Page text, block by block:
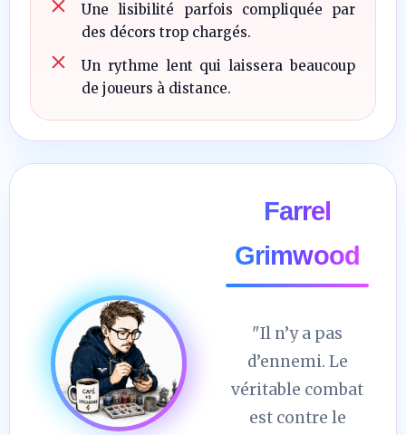
Une lisibilité parfois compliquée par
des décors trop chargés.
Un rythme lent qui laissera beaucoup
de joueurs à distance.
Farrel
Grimwood
"Il n’y a pas
d’ennemi. Le
véritable combat
est contre le